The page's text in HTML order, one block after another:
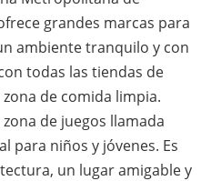
grandes marcas para
ambiente tranquilo y con
todas las tiendas de
de comida limpia.
de juegos llamada
para niños y jóvenes. Es
un lugar amigable y